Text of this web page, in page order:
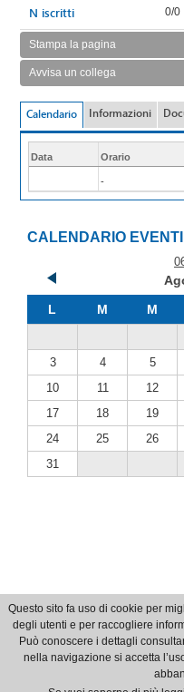
Questo sito fa uso di cookie per
degli utenti e per raccogliere
Può conoscere i dettagli
nella navigazione si accetta
N iscritti 0/0
Stampa la pagina
Avvisa un collega
Calendario Informazioni
Data Orario
-
CALENDARIO EVENTI
L
M M
3
4 5
10
11 12
17
18 19
24
25 26
31